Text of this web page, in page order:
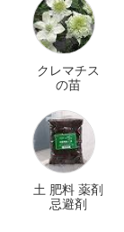
クレマチス
の苗
土 肥料 薬剤
忌避剤